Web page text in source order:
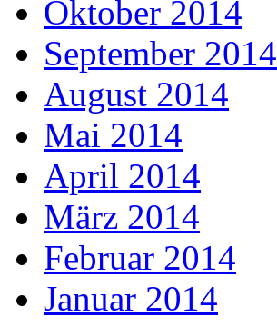
Oktober 2014
September 2014
August 2014
Mai 2014
April 2014
März 2014
Februar 2014
Januar 2014